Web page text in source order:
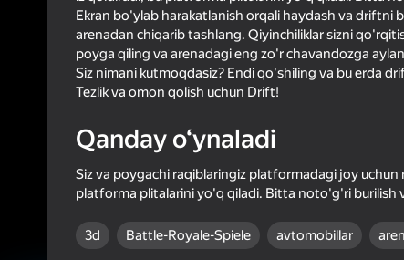
Ekran bo'ylab harakatlanish orqali haydash va driftni
arenadan chiqarib tashlang. Qiyinchiliklar sizni
poyga qiling va arenadagi eng zo'r chavandozga
Siz nimani kutmoqdasiz? Endi qo'shiling va bu erda
Tezlik va omon qolish uchun Drift!
Qanday o‘ynaladi
Siz va poygachi raqiblaringiz platformadagi joy
platforma plitalarini yo'q qiladi. Bitta noto'g'ri burilish
3d Battle-Royale-Spiele avtomobillar